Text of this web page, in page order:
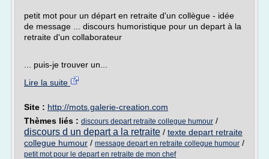
petit mot pour un départ en retraite d'un collègue - idée
de message ... discours humoristique pour un depart à la
retraite d'un collaborateur
... puis-je trouver un...
Lire la suite
Site : http://mots.galerie-creation.com
Thèmes liés : discours depart retraite collegue humour /
discours d un depart a la retraite / texte depart retraite
collegue humour / message depart en retraite collegue humour /
petit mot pour le depart en retraite de mon chef